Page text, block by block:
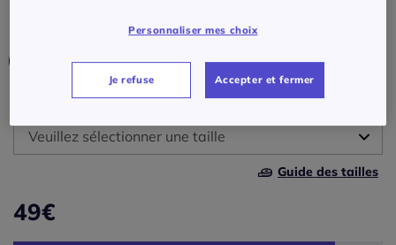
Veuillez sélectionner une taille
Guide des tailles
49€
Personnaliser mes choix
Je refuse Accepter et fermer